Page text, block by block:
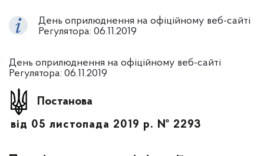
День оприлюднення на офіційному веб-сайті
Регулятора: 06.11.2019
День оприлюднення на офіційному веб-сайті
Регулятора: 06.11.2019
Постанова
від 05 листопада 2019 р. № 2293